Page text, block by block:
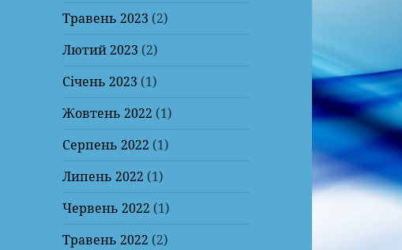
Травень 2023 (2)
Лютий 2023 (2)
Січень 2023 (1)
Жовтень 2022 (1)
Серпень 2022 (1)
Липень 2022 (1)
Червень 2022 (1)
Травень 2022 (2)